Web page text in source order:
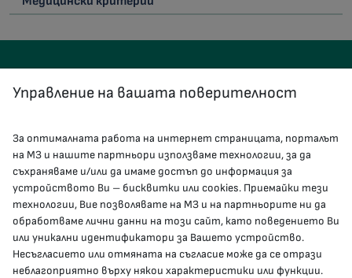
КОНТАКТИ
гр.София, 1000, пл. „Света Неделя“ №5
delovodstvo@mh.government.bg
presscenter@mh.government.bg
Управление на вашата поверителност
За оптималната работа на интернет страницата, порталът
на МЗ и нашите партньори използваме технологии, за да
съхраняваме и/или да имаме достъп до информация за
устройството Ви – бисквитки или cookies. Приемайки тези
технологии, Вие позволявате на МЗ и на партньорите ни да
обработваме лични данни на този сайт, като поведението Ви
или уникални идентификатори за Вашето устройство.
Несъгласието или отмяната на съгласие може да се отрази
неблагоприятно върху някои характеристики или функции.